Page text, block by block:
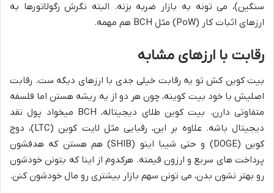
سنگین)، می تونه به بازار ضربه بزنه. البته نگرش رگولاتورها به
ارزهای اثبات کار (PoW) مثل BCH هم مهمه.
رقابت با ارزهای مشابه
بیت کوین کش تو یه رقابت خیلی جدی با ارزهای دیگه ست. رقابت
اصلیش با خود بیت کوینه، چون هر دو از یه ریشه هستن اما فلسفه
متفاوتی دارن. بیت کوین طلای دیجیتاله، BCH میخواد پول نقد
دیجیتال باشه. علاوه بر این، رقبایی مثل لایت کوین (LTC)، دوج
کوین (DOGE) و حتی شیبا اینو (SHIB) هم هستن که هدفشون
پرداخت های سریع و ارزون قیمته. هرکدوم از اینا که بتونن خودشون
رو بهتر نشون بدن، می تونن سهم بازار بیشتری رو مال خودشون کنن.